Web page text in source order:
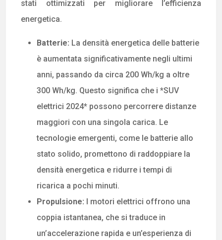
stati ottimizzati per migliorare l’efficienza
energetica.
Batterie: La densità energetica delle batterie
è aumentata significativamente negli ultimi
anni, passando da circa 200 Wh/kg a oltre
300 Wh/kg. Questo significa che i *SUV
elettrici 2024* possono percorrere distanze
maggiori con una singola carica. Le
tecnologie emergenti, come le batterie allo
stato solido, promettono di raddoppiare la
densità energetica e ridurre i tempi di
ricarica a pochi minuti.
Propulsione: I motori elettrici offrono una
coppia istantanea, che si traduce in
un’accelerazione rapida e un’esperienza di